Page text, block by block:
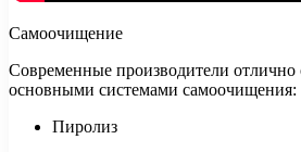
Самоочищение
Современные производители
основными системами самоочищения:
Пиролиз